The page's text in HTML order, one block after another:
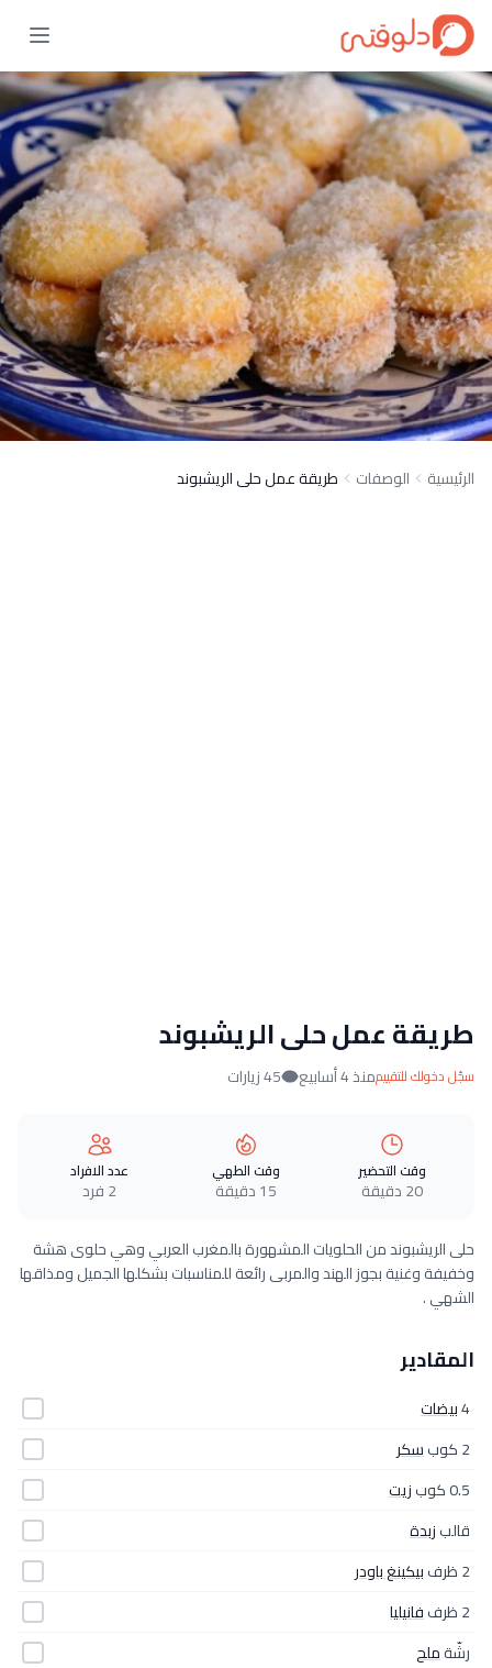
الرئيسية الوصفات طريقة عمل حلى الريشبوند
طريقة عمل حلى الريشبوند
سجّل دخولك للتقييممنذ 4 أسابيع 45 زيارات
وقت التحضير
20 دقيقة
وقت الطهي
15 دقيقة
عدد الافراد
2 فرد
حلى الريشبوند من الحلويات المشهورة بالمغرب العربي وهي حلوى هشة
وخفيفة وغنية بجوز الهند والمربى رائعة للمناسبات بشكلها الجميل ومذاقها
الشهي .
المقادير
4بيضات
2 كوب
سكر
0.5 كوب
زيت
قالبزبدة
2 ظرف
بيكينغ باودر
2 ظرف
فانيليا
رشّةملح